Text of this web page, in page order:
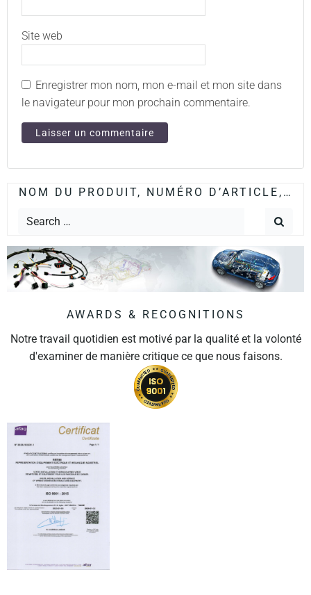
Site web
Enregistrer mon nom, mon e-mail et mon site dans
le navigateur pour mon prochain commentaire.
NOM DU PRODUIT, NUMÉRO D’ARTICLE,…
AWARDS & RECOGNITIONS
Notre travail quotidien est motivé par la qualité et la volonté
d'examiner de manière critique ce que nous faisons.